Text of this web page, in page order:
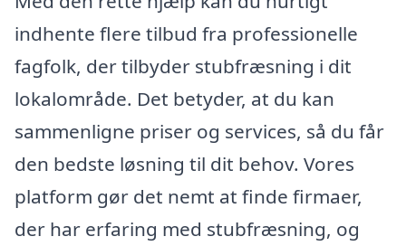
indhente flere tilbud fra professionelle
fagfolk, der tilbyder stubfræsning i dit
lokalområde. Det betyder, at du kan
sammenligne priser og services, så du får
den bedste løsning til dit behov. Vores
platform gør det nemt at finde firmaer,
der har erfaring med stubfræsning, og